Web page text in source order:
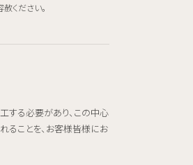
ください。
する必要があり、この中心
ることを、お客様皆様にお